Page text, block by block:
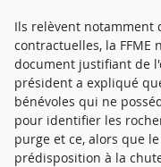
Ils relèvent notamment
contractuelles, la FFME
document justifiant de
président a expliqué
bénévoles qui ne
pour identifier les
purge et ce, alors que
prédisposition à la